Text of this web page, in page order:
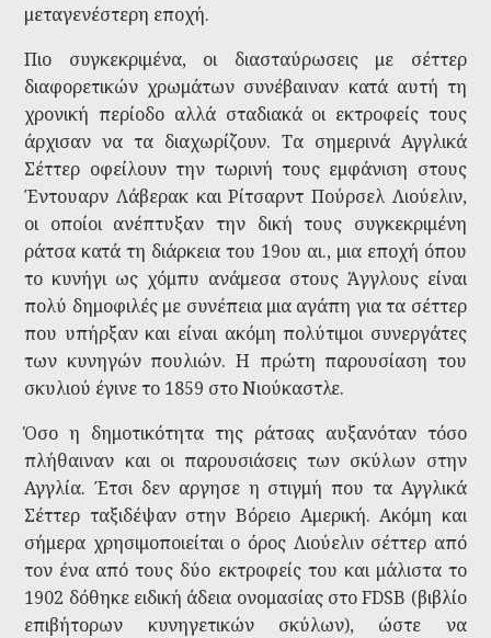
μεταγενέστερη εποχή.
Πιο συγκεκριμένα, οι διασταύρωσεις με σέττερ
διαφορετικών χρωμάτων συνέβαιναν κατά αυτή τη
χρονική περίοδο αλλά σταδιακά οι εκτροφείς τους
άρχισαν να τα διαχωρίζουν. Τα σημερινά Αγγλικά
Σέττερ οφείλουν την τωρινή τους εμφάνιση στους
Έντουαρν Λάβερακ και Ρίτσαρντ Πούρσελ Λιούελιν,
οι οποίοι ανέπτυξαν την δική τους συγκεκριμένη
ράτσα κατά τη διάρκεια του 19ου αι., μια εποχή όπου
το κυνήγι ως χόμπυ ανάμεσα στους Άγγλους είναι
πολύ δημοφιλές με συνέπεια μια αγάπη για τα σέττερ
που υπήρξαν και είναι ακόμη πολύτιμοι συνεργάτες
των κυνηγών πουλιών. Η πρώτη παρουσίαση του
σκυλιού έγινε το 1859 στο Νιούκαστλε.
Όσο η δημοτικότητα της ράτσας αυξανόταν τόσο
πλήθαιναν και οι παρουσιάσεις των σκύλων στην
Αγγλία. Έτσι δεν αργησε η στιγμή που τα Αγγλικά
Σέττερ ταξιδέψαν στην Βόρειο Αμερική. Ακόμη και
σήμερα χρησιμοποιείται ο όρος Λιούελιν σέττερ από
τον ένα από τους δύο εκτροφείς του και μάλιστα το
1902 δόθηκε ειδική άδεια ονομασίας στο FDSB (βιβλίο
επιβήτορων κυνηγετικών σκύλων), ώστε να